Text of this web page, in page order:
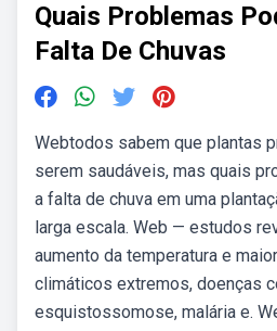
Quais Problemas
Falta De Chuvas
Webtodos sabem que plantas
serem saudáveis, mas quais
a falta de chuva em uma
larga escala. Web — estudos
aumento da temperatura e
climáticos extremos, doenças
esquistossomose, malária e.